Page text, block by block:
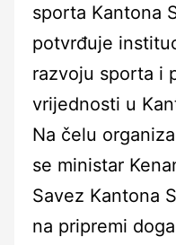
sporta Kantona
potvrđuje
razvoju sporta i
vrijednosti u
Na čelu
se ministar
Savez Kantona
na pripremi